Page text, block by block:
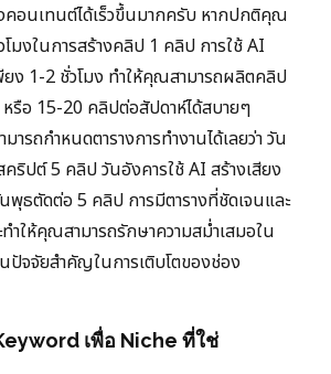
อนเทนต์ได้เร็วขึ้นมากครับ หากปกติคุณ
โมงในการสร้างคลิป 1 คลิป การใช้ AI
ยง 1-2 ชั่วโมง ทำให้คุณสามารถผลิตคลิป
รือ 15-20 คลิปต่อสัปดาห์ได้สบายๆ
ารถกำหนดตารางการทำงานได้เลยว่า วัน
ริปต์ 5 คลิป วันอังคารใช้ AI สร้างเสียง
พุธตัดต่อ 5 คลิป การมีตารางที่ชัดเจนและ
ำให้คุณสามารถรักษาความสม่ำเสมอใน
ปัจจัยสำคัญในการเติบโตของช่อง
เพื่อ Niche ที่ใช่